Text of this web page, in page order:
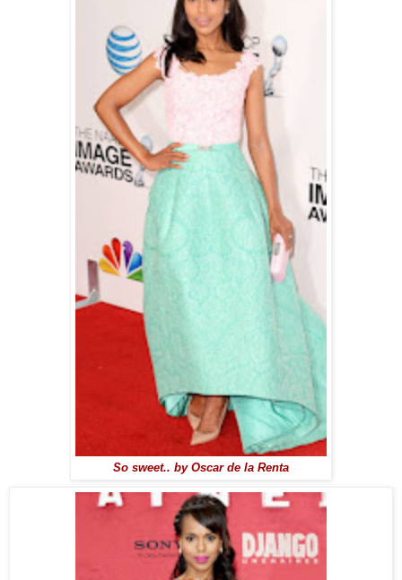
So sweet.. by Oscar de la Renta